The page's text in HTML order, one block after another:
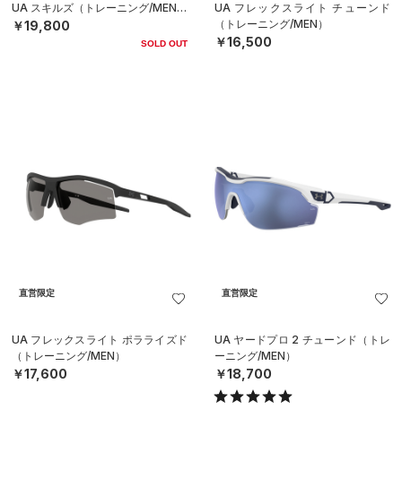
UA スキルズ（トレーニング/MEN）
￥19,800
SOLD OUT
UA フレックスライト チューンド
（トレーニング/MEN）
￥16,500
直営限定
UA フレックスライト ポラライズド
（トレーニング/MEN）
￥17,600
直営限定
UA ヤードプロ 2 チューンド（トレ
ーニング/MEN）
￥18,700